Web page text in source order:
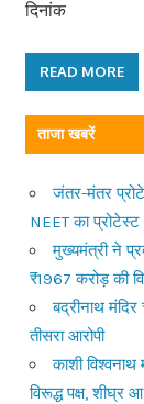
दिनांक
READ MORE
ताजा खबरें
जंतर-मंतर
NEET का
मुख्यमंत्री ने
₹1967 करोड़ की
बद्रीनाथ मंदिर
तीसरा आरोपी
काशी विश्वनाथ
विरूद्ध पक्ष,